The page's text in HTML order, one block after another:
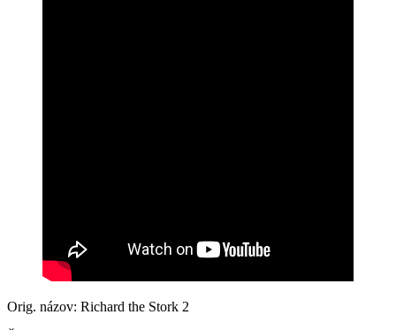
Orig. názov: Richard the Stork 2